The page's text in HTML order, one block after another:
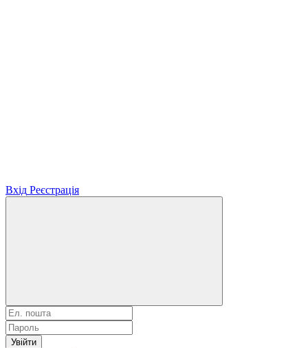
Вхід Реєстрація
Увійти